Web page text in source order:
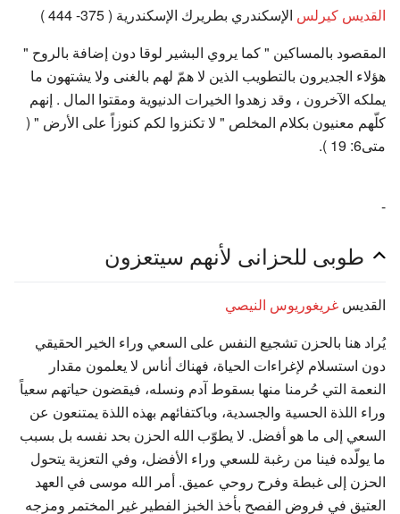
القديس كيرلس الإسكندري بطريرك الإسكندرية ( 375- 444 )
المقصود بالمساكين " كما يروي البشير لوقا دون إضافة بالروح "
هؤلاء الجديرون بالتطويب الذين لا همّ لهم بالغنى ولا يشتهون ما
يملكه الآخرون ، وقد زهدوا الخيرات الدنيوية ومقتوا المال . إنهم
كلّهم معنيون بكلام المخلص " لا تكنزوا لكم كنوزاً على الأرض " (
متى6: 19 ).
-
طوبى للحزانى لأنهم سيتعزون
القديس غريغوريوس النيصي
يُراد هنا بالحزن تشجيع النفس على السعي وراء الخير الحقيقي
دون استسلام لإغراءات الحياة، فهناك أناس لا يعلمون مقدار
النعمة التي حُرمنا منها بسقوط آدم ونسله، فيقضون حياتهم سعياً
وراء اللذة الحسية والجسدية، وباكتفائهم بهذه اللذة يمتنعون عن
السعي إلى ما هو أفضل. لا يطوّب الله الحزن بحد نفسه بل بسبب
ما يولّده فينا من رغبة للسعي وراء الأفضل، وفي التعزية يتحول
الحزن إلى غبطة وفرح روحي عميق. أمر الله موسى في العهد
العتيق في فروض الفصح بأخذ الخبز الفطير غير المختمر ومزجه